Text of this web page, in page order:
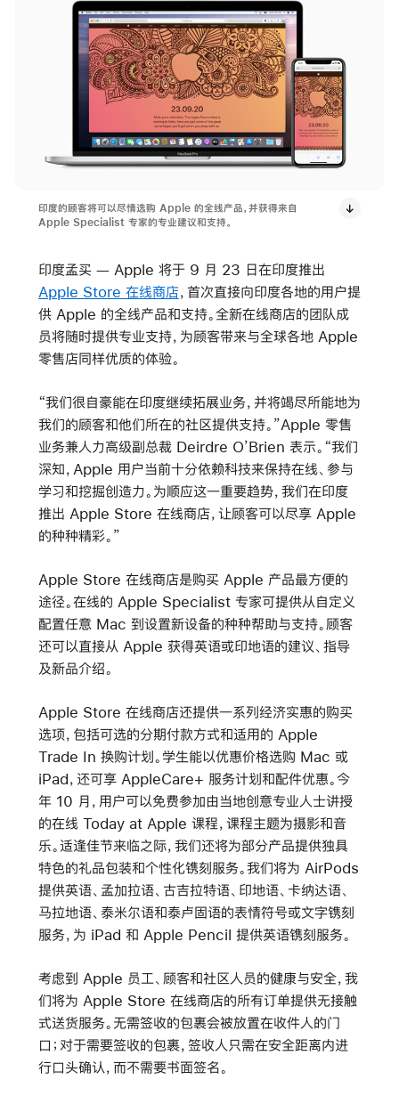
印度的顾客将可以尽情选购 Apple 的全线产品，并获得来自
Apple Specialist 专家的专业建议和支持。
印度孟买 — Apple 将于 9 月 23 日在印度推出
Apple Store 在线商店，首次直接向印度各地的用户提
供 Apple 的全线产品和支持。全新在线商店的团队成
员将随时提供专业支持，为顾客带来与全球各地 Apple
零售店同样优质的体验。
“我们很自豪能在印度继续拓展业务，并将竭尽所能地为
我们的顾客和他们所在的社区提供支持。”Apple 零售
业务兼人力高级副总裁 Deirdre O’Brien 表示。“我们
深知，Apple 用户当前十分依赖科技来保持在线、参与
学习和挖掘创造力。为顺应这一重要趋势，我们在印度
推出 Apple Store 在线商店，让顾客可以尽享 Apple
的种种精彩。”
Apple Store 在线商店是购买 Apple 产品最方便的
途径。在线的 Apple Specialist 专家可提供从自定义
配置任意 Mac 到设置新设备的种种帮助与支持。顾客
还可以直接从 Apple 获得英语或印地语的建议、指导
及新品介绍。
Apple Store 在线商店还提供一系列经济实惠的购买
选项，包括可选的分期付款方式和适用的 Apple
Trade In 换购计划。学生能以优惠价格选购 Mac 或
iPad，还可享 AppleCare+ 服务计划和配件优惠。今
年 10 月，用户可以免费参加由当地创意专业人士讲授
的在线 Today at Apple 课程，课程主题为摄影和音
乐。适逢佳节来临之际，我们还将为部分产品提供独具
特色的礼品包装和个性化镌刻服务。我们将为 AirPods
提供英语、孟加拉语、古吉拉特语、印地语、卡纳达语、
马拉地语、泰米尔语和泰卢固语的表情符号或文字镌刻
服务，为 iPad 和 Apple Pencil 提供英语镌刻服务。
考虑到 Apple 员工、顾客和社区人员的健康与安全，我
们将为 Apple Store 在线商店的所有订单提供无接触
式送货服务。无需签收的包裹会被放置在收件人的门
口；对于需要签收的包裹，签收人只需在安全距离内进
行口头确认，而不需要书面签名。